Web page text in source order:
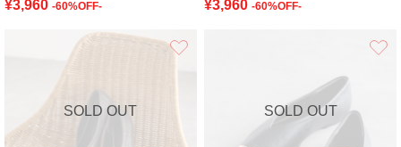
¥3,960 -60%OFF- ¥3,960 -60%OFF-
SOLD OUT SOLD OUT